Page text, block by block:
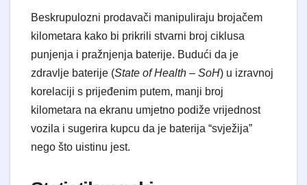
Beskrupulozni prodavači manipuliraju brojačem
kilometara kako bi prikrili stvarni broj ciklusa
punjenja i pražnjenja baterije. Budući da je
zdravlje baterije (State of Health – SoH) u izravnoj
korelaciji s prijeđenim putem, manji broj
kilometara na ekranu umjetno podiže vrijednost
vozila i sugerira kupcu da je baterija “svježija”
nego što uistinu jest.